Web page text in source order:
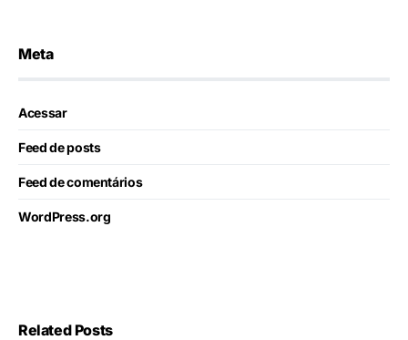
Meta
Acessar
Feed de posts
Feed de comentários
WordPress.org
Related Posts